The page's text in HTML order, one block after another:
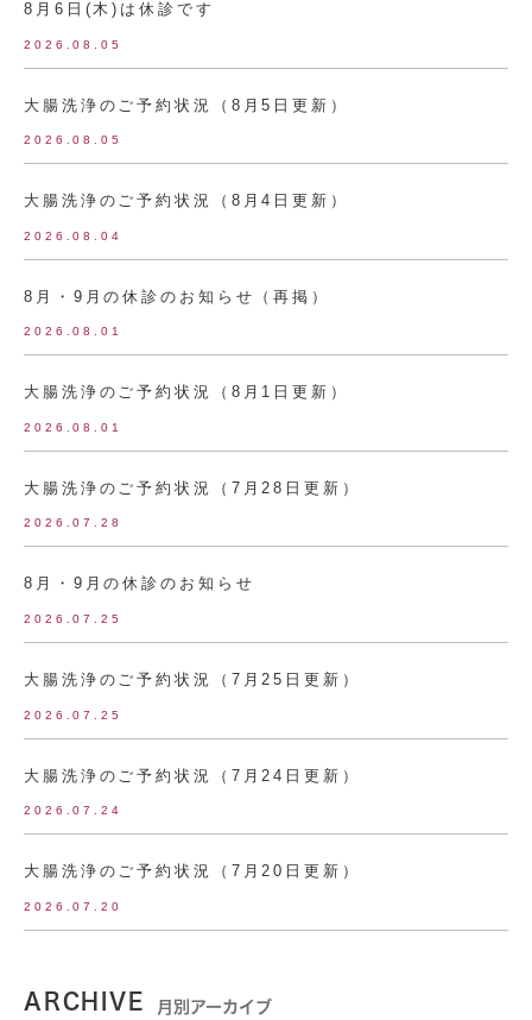
8月6日(木)は休診です
2026.08.05
大腸洗浄のご予約状況（8月5日更新）
2026.08.05
大腸洗浄のご予約状況（8月4日更新）
2026.08.04
8月・9月の休診のお知らせ（再掲）
2026.08.01
大腸洗浄のご予約状況（8月1日更新）
2026.08.01
大腸洗浄のご予約状況（7月28日更新）
2026.07.28
8月・9月の休診のお知らせ
2026.07.25
大腸洗浄のご予約状況（7月25日更新）
2026.07.25
大腸洗浄のご予約状況（7月24日更新）
2026.07.24
大腸洗浄のご予約状況（7月20日更新）
2026.07.20
ARCHIVE 月別アーカイブ